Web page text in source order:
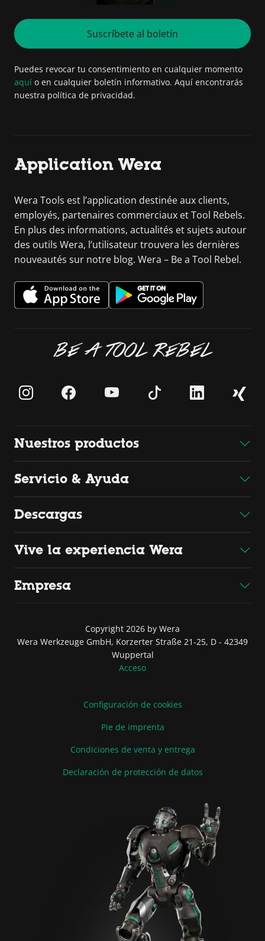
Suscríbete al boletín
Puedes revocar tu consentimiento en cualquier momento
aquí o en cualquier boletín informativo. Aquí encontrarás
nuestra política de privacidad.
Application Wera
Wera Tools est l’application destinée aux clients,
employés, partenaires commerciaux et Tool Rebels.
En plus des informations, actualités et sujets autour
des outils Wera, l’utilisateur trouvera les dernières
nouveautés sur notre blog. Wera – Be a Tool Rebel.
BE A TOOL REBEL
Nuestros productos
Servicio & Ayuda
Descargas
Vive la experiencia Wera
Empresa
Copyright 2026 by Wera
Wera Werkzeuge GmbH, Korzerter Straße 21-25, D - 42349
Wuppertal
Acceso
Configuración de cookies
Pie de imprenta
Condiciones de venta y entrega
Declaración de protección de datos